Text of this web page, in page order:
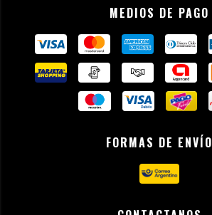
MEDIOS DE PAGO
FORMAS DE ENVÍO